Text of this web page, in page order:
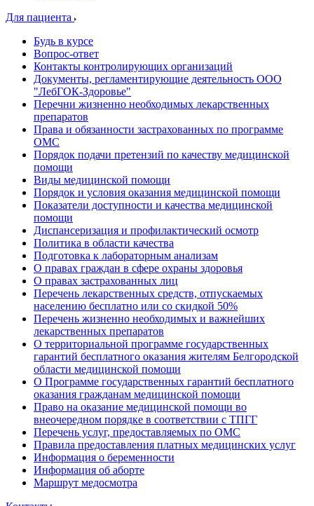
Для пациента
Будь в курсе
Вопрос-ответ
Контакты контролирующих организаций
Документы, регламентирующие деятельность ООО
"ЛебГОК-Здоровье"
Перечни жизненно необходимых лекарственных
препаратов
Права и обязанности застрахованных по программе
ОМС
Порядок подачи претензий по качеству медицинской
помощи
Виды медицинской помощи
Порядок и условия оказания медицинской помощи
Показатели доступности и качества медицинской
помощи
Диспансеризация и профилактический осмотр
Политика в области качества
Подготовка к лабораторным анализам
О правах граждан в сфере охраны здоровья
О правах застрахованных лиц
Перечень лекарственных средств, отпускаемых
населению бесплатно или со скидкой 50%
Перечень жизненно необходимых и важнейших
лекарственных препаратов
О территориальной программе государственных
гарантий бесплатного оказания жителям Белгородской
области медицинской помощи
О Программе государственных гарантий бесплатного
оказания гражданам медицинской помощи
Право на оказание медицинской помощи во
внеочередном порядке в соответствии с ТПГГ
Перечень услуг, предоставляемых по ОМС
Правила предоставления платных медицинских услуг
Информация о беременности
Информация об аборте
Маршрут медосмотра